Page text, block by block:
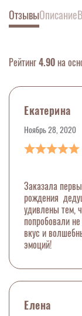
ОтзывыОписание
Рейтинг4.90 на
Екатерина
Ноябрь 28, 2020
Заказала
рождения
удивлены тем,
попробовали
вкус и
эмоций!
Елена